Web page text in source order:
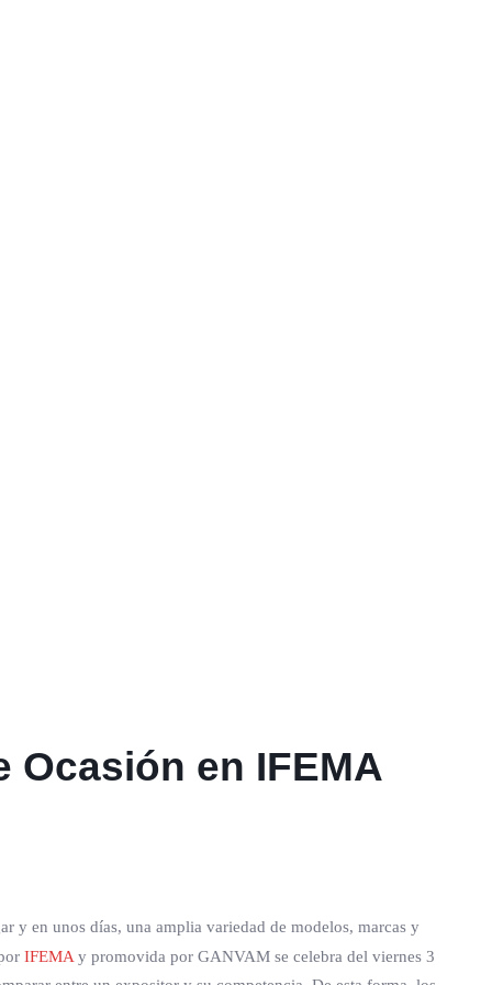
Ocasión en IFEMA
y en unos días, una amplia variedad de modelos, marcas y
IFEMA y promovida por GANVAM se celebra del viernes 3